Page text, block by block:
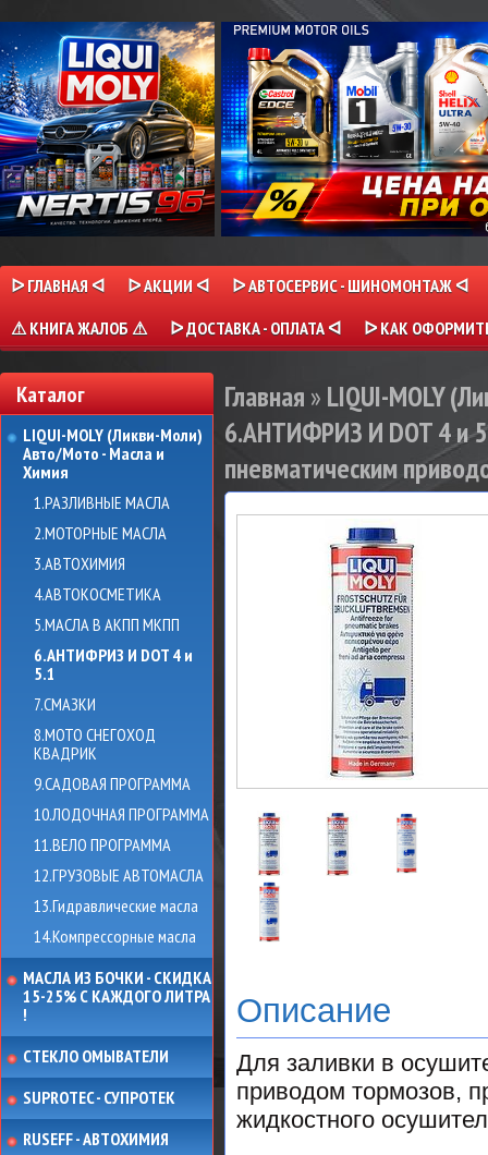
ᐅ ГЛАВНАЯ ᐊ ᐅ АКЦИИ ᐊ
ᐅ АВТОСЕРВИС - ШИНОМОНТАЖ ᐊ
⚠ КНИГА ЖАЛОБ ⚠
ᐅ ДОСТАВКА - ОПЛАТА ᐊ ᐅ КАК
Каталог
LIQUI-MOLY (Ликви-Моли)
Авто/Мото - Масла и
Химия
1.РАЗЛИВНЫЕ МАСЛА
2.МОТОРНЫЕ МАСЛА
3.АВТОХИМИЯ
4.АВТОКОСМЕТИКА
5.МАСЛА В АКПП МКПП
6.АНТИФРИЗ И DOT 4 и
5.1
7.СМАЗКИ
8.МОТО СНЕГОХОД
КВАДРИК
9.САДОВАЯ ПРОГРАММА
10.ЛОДОЧНАЯ ПРОГРАММА
11.ВЕЛО ПРОГРАММА
12.ГРУЗОВЫЕ АВТОМАСЛА
13.Гидравлические масла
14.Компрессорные масла
МАСЛА ИЗ БОЧКИ - СКИДКА
15-25% С КАЖДОГО ЛИТРА
!
СТЕКЛО ОМЫВАТЕЛИ
SUPROTEC - СУПРОТЕК
RUSEFF - АВТОХИМИЯ
Главная » LIQUI-MOLY
6.АНТИФРИЗ И DOT 4 и
пневматическим
Описание
Для заливки в
приводом тормозов,
жидкостного